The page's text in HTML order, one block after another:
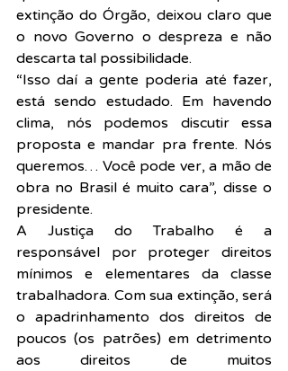
extinção do Órgão, deixou claro que
o novo Governo o despreza e não
descarta tal possibilidade.
“Isso daí a gente poderia até fazer,
está sendo estudado. Em havendo
clima, nós podemos discutir essa
proposta e mandar pra frente. Nós
queremos… Você pode ver, a mão de
obra no Brasil é muito cara”, disse o
presidente.
A Justiça do Trabalho é a
responsável por proteger direitos
mínimos e elementares da classe
trabalhadora. Com sua extinção, será
o apadrinhamento dos direitos de
poucos (os patrões) em detrimento
aos direitos de muitos